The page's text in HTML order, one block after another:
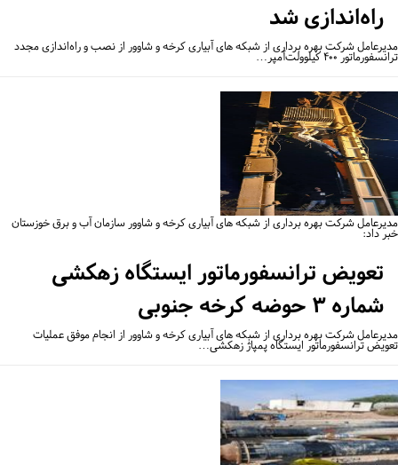
راه‌اندازی شد
شرکت بهره برداری از شبکه های آبیاری کرخه و شاوور از نصب و راه‌اندازی مجدد
۴۰۰ کیلوولت‌آمپر…
شرکت بهره برداری از شبکه های آبیاری کرخه و شاوور سازمان آب و برق خوزستان
داد:
تعویض ترانسفورماتور ایستگاه زهکشی
شماره ۳ حوضه کرخه جنوبی
شرکت بهره برداری از شبکه های آبیاری کرخه و شاوور از انجام موفق عملیات
ترانسفورماتور ایستگاه پمپاژ زهکشی…